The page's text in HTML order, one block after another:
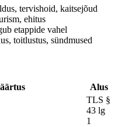
tervishoid, kaitsejõud
ehitus
etappide vahel
toitlustus, sündmused
Alus
TLS §
43 lg
1